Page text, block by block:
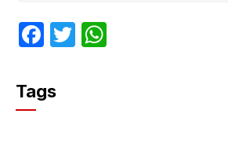
F
c
e
T
Tags